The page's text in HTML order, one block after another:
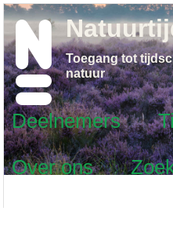
Deelnemers
Over ons
Toegang tot
natuur